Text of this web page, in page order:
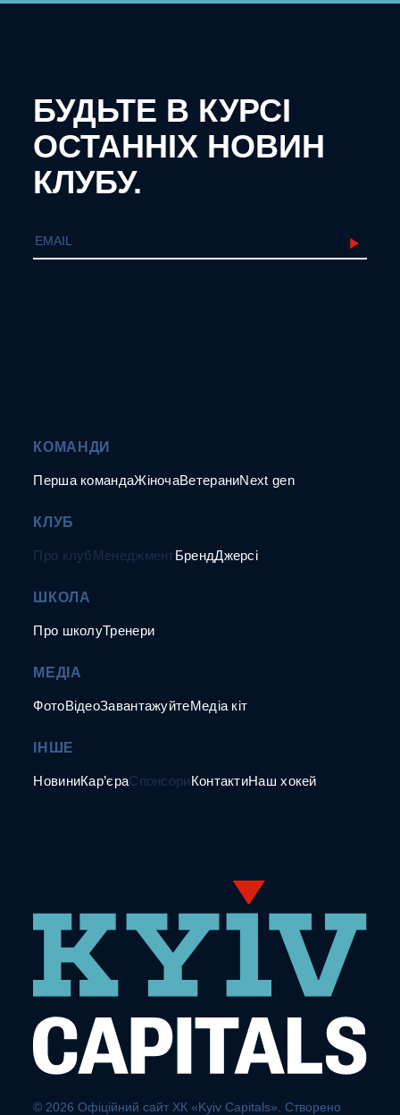
БУДЬТЕ В КУРСІ
ОСТАННІХ НОВИН
КЛУБУ.
КОМАНДИ
Перша командаЖіночаВетераниNext gen
КЛУБ
Про клубМенеджментБрендДжерсі
ШКОЛА
Про школуТренери
МЕДІА
ФотоВідеоЗавантажуйтеМедіа кіт
ІНШЕ
НовиниКар’єраСпонсориКонтактиНаш хокей
© 2026 Офіційний сайт ХК «Kyiv Capitals». Створено